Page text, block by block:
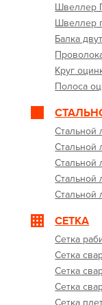
Швеллер
Швеллер
Балка
Круг
Полоса
Стальной
Стальной
Стальной
Стальной
Стальной
СЕТКА
Сетка
Сетка
Сетка
Сетка
Сетка